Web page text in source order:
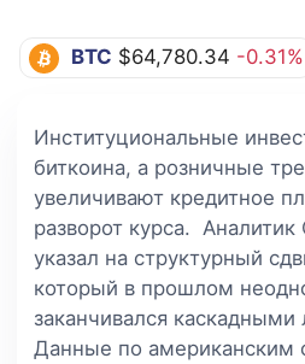
BTC $64,780.34 -0.31%
Институциональные
биткоина, а розничные
увеличивают кредитное
разворот курса. Аналитик
указал на структурный
который в прошлом
заканчивался
Данные по американским